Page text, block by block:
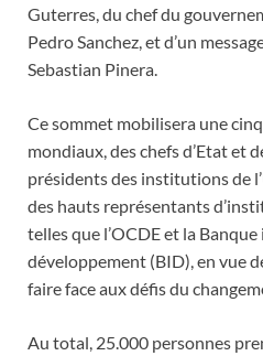
Guterres, du chef du
Pedro Sanchez, et d’un
Sebastian Pinera.
Ce sommet mobilisera une
mondiaux, des chefs d’Etat et
présidents des institutions de
des hauts représentants
telles que l’OCDE et la
développement (BID), en vue
faire face aux défis du
Au total, 25.000 personnes